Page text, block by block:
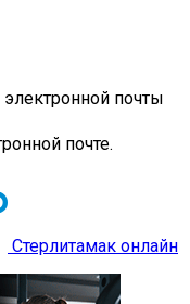
почты
почте.
Стерлитамак онлайн